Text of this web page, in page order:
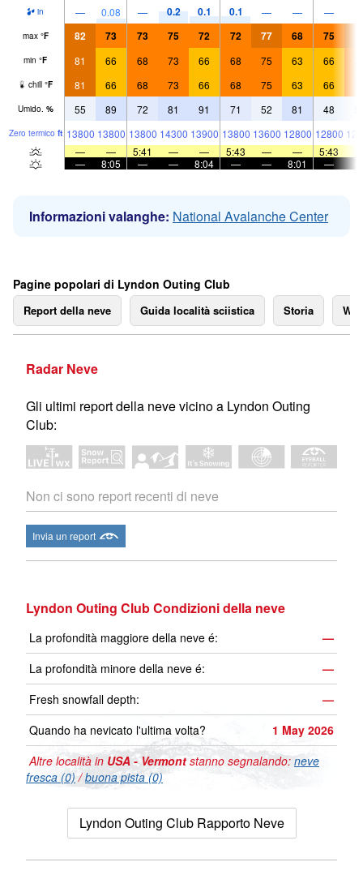
in — 0.08 — 0.2 0.1 0.1 — — —
max °F 82 73 73 75 72 72 77 68 75
min °F 81 66 68 73 66 68 75 63 66
chill °F 81 66 68 73 66 68 75 63 66
Umido. % 55 89 72 81 91 71 52 81 48
Zero termico ft 13800 13800 13800 14300 13900 13800 13600 12800 12800
—
— 5:41 — — 5:43 — — 5:43
—
8:05 — — 8:04 — — 8:01 —
Informazioni valanghe: National Avalanche Center
Pagine popolari di Lyndon Outing Club
Report della neve Guida località sciistica Storia
Radar Neve
Gli ultimi report della neve vicino a Lyndon Outing
Club:
Non ci sono report recenti di neve
Invia un report
Lyndon Outing Club Condizioni della neve
La profondità maggiore della neve é:
—
La profondità minore della neve é:
—
Fresh snowfall depth:
—
Quando ha nevicato l'ultima volta?
1 May 2026
Altre località in USA - Vermont stanno segnalando: neve
fresca (0)/buona pista (0)
Lyndon Outing Club Rapporto Neve